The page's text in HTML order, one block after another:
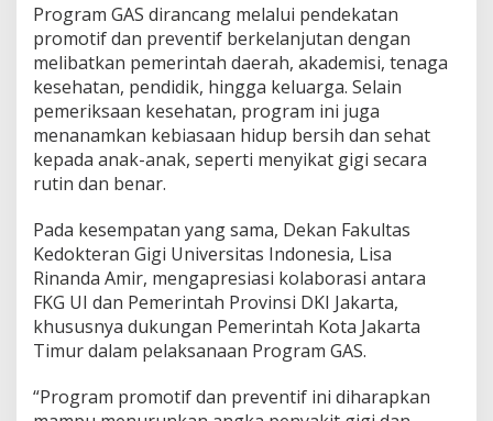
Program GAS dirancang melalui pendekatan
promotif dan preventif berkelanjutan dengan
melibatkan pemerintah daerah, akademisi, tenaga
kesehatan, pendidik, hingga keluarga. Selain
pemeriksaan kesehatan, program ini juga
menanamkan kebiasaan hidup bersih dan sehat
kepada anak-anak, seperti menyikat gigi secara
rutin dan benar.
Pada kesempatan yang sama, Dekan Fakultas
Kedokteran Gigi Universitas Indonesia, Lisa
Rinanda Amir, mengapresiasi kolaborasi antara
FKG UI dan Pemerintah Provinsi DKI Jakarta,
khususnya dukungan Pemerintah Kota Jakarta
Timur dalam pelaksanaan Program GAS.
“Program promotif dan preventif ini diharapkan